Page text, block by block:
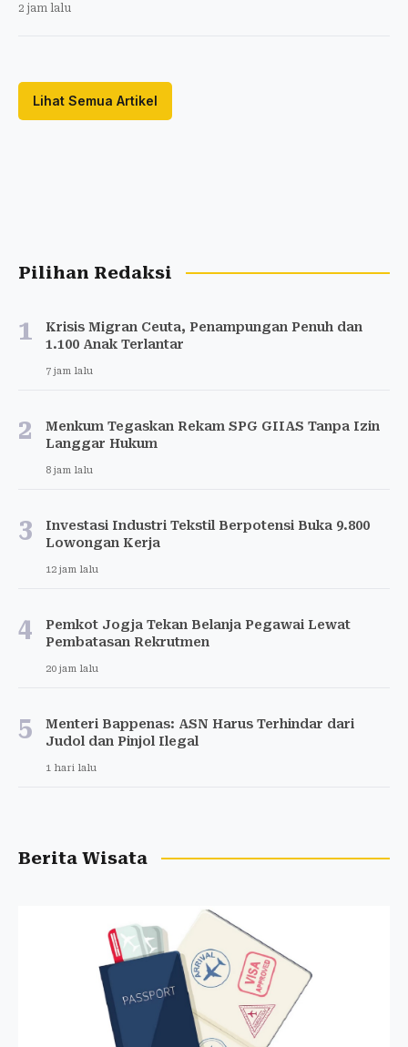
2 jam lalu
Lihat Semua Artikel
Pilihan Redaksi
1
Krisis Migran Ceuta, Penampungan Penuh dan
1.100 Anak Terlantar
7 jam lalu
2
Menkum Tegaskan Rekam SPG GIIAS Tanpa Izin
Langgar Hukum
8 jam lalu
3
Investasi Industri Tekstil Berpotensi Buka 9.800
Lowongan Kerja
12 jam lalu
4
Pemkot Jogja Tekan Belanja Pegawai Lewat
Pembatasan Rekrutmen
20 jam lalu
5
Menteri Bappenas: ASN Harus Terhindar dari
Judol dan Pinjol Ilegal
1 hari lalu
Berita Wisata